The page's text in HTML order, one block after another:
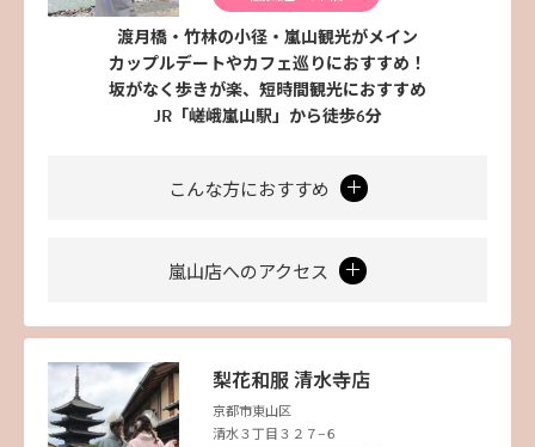
渡月橋・竹林の小径・嵐山観光がメイン
カップルデートやカフェ巡りにおすすめ！
坂がなく歩きが楽、短時間観光におすすめ
JR「嵯峨嵐山駅」から徒歩6分
こんな方におすすめ
嵐山店へのアクセス
梨花和服 清水寺店
京都市東山区
清水３丁目３２７−６